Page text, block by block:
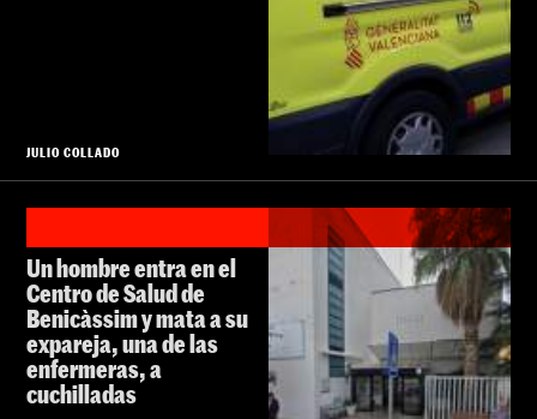
JULIO COLLADO
Un hombre entra en el
Centro de Salud de
Benicàssim y mata a su
expareja, una de las
enfermeras, a
cuchilladas